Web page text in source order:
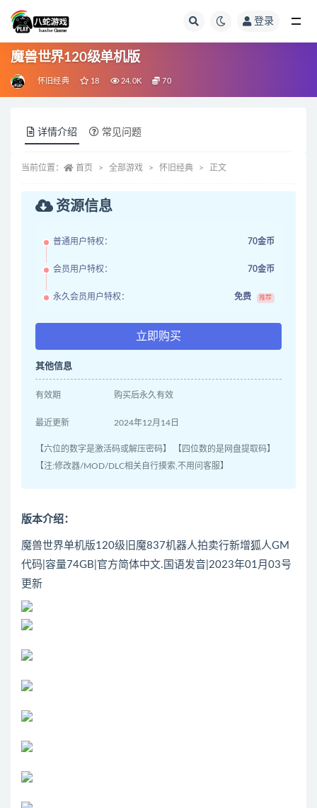
登录
魔兽世界120级单机版
怀旧经典 18 24.0K 70
详情介绍 常见问题
当前位置： 首页 全部游戏 怀旧经典 正文
资源信息
普通用户特权： 70金币
会员用户特权： 70金币
永久会员用户特权： 免费 推荐
立即购买
其他信息
有效期 购买后永久有效
最近更新 2024年12月14日
【六位的数字是激活码或解压密码】 【四位数的是网盘提取码】
【注:修改器/MOD/DLC相关自行摸索,不用问客服】
版本介绍：
魔兽世界单机版120级旧魔837机器人拍卖行新增狐人GM
代码|容量74GB|官方简体中文.国语发音|2023年01月03号
更新